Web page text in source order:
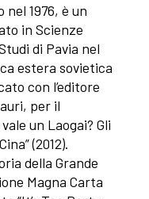
1976, è un
in Scienze
di Pavia nel
estera sovietica
con l’editore
per il
un Laogai? Gli
(2012).
della Grande
Magna Carta